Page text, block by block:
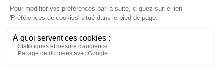
Données personnelles
Devenir adhérent
EN SAVOIR PLUS
Indice de réparabilité
Accès extranet Pulsat